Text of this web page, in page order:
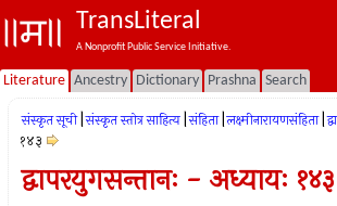
TransLiteral
A Nonprofit Public Service Initiative.
Literature Ancestry Dictionary Prashna Search
संस्कृत सूची संस्कृत स्तोत्र साहित्य संहिता लक्ष्मीनारायणसंहिता
१४३
द्वापरयुगसन्तानः - अध्यायः १४३